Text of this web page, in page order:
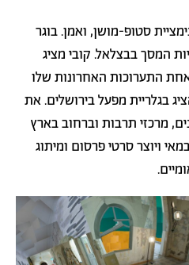
סטופ-מושן, ואמן. בוגר
המסך בבצלאל. קובי מציג
התערוכות האחרונות שלו
בגלריית מפעל בירושלים. את
מרכזי תרבות וברחוב בארץ
ויוצר סרטי פרסום ומיתוג